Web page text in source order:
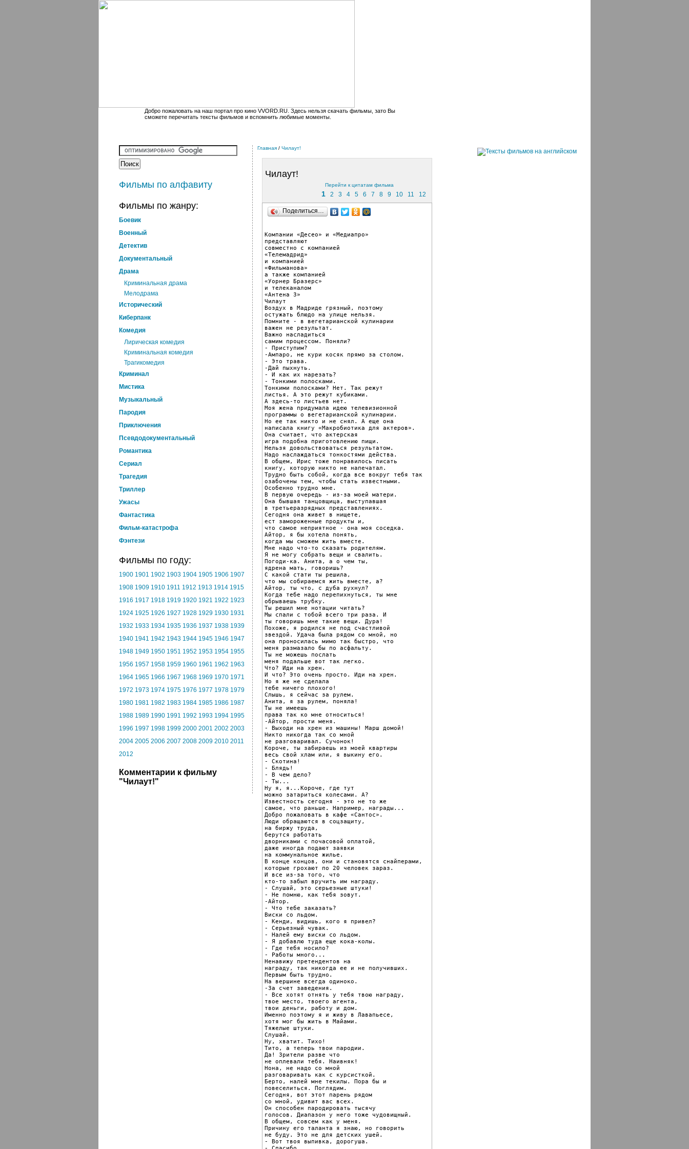
Добро пожаловать на наш портал про кино VVORD.RU. Здесь нельзя скачать фильмы, зато Вы
сможете перечитать тексты фильмов и вспомнить любимые моменты.
Фильмы по алфавиту
Фильмы по жанру:
Боевик
Военный
Детектив
Документальный
Драма
Криминальная драма
Мелодрама
Исторический
Киберпанк
Комедия
Лирическая комедия
Криминальная комедия
Трагикомедия
Криминал
Мистика
Музыкальный
Пародия
Приключения
Псевдодокументальный
Романтика
Cериал
Трагедия
Триллер
Ужасы
Фантастика
Фильм-катастрофа
Фэнтези
Фильмы по году:
1900 1901 1902 1903 1904 1905 1906 1907
1908 1909 1910 1911 1912 1913 1914 1915
1916 1917 1918 1919 1920 1921 1922 1923
1924 1925 1926 1927 1928 1929 1930 1931
1932 1933 1934 1935 1936 1937 1938 1939
1940 1941 1942 1943 1944 1945 1946 1947
1948 1949 1950 1951 1952 1953 1954 1955
1956 1957 1958 1959 1960 1961 1962 1963
1964 1965 1966 1967 1968 1969 1970 1971
1972 1973 1974 1975 1976 1977 1978 1979
1980 1981 1982 1983 1984 1985 1986 1987
1988 1989 1990 1991 1992 1993 1994 1995
1996 1997 1998 1999 2000 2001 2002 2003
2004 2005 2006 2007 2008 2009 2010 2011
2012
Комментарии к фильму
"Чилаут!"
Главная / Чилаут!
Чилаут!
Перейти к цитатам фильма
1 2 3 4 5 6 7 8 9 10 11 12
Поделиться…
Компании «Десео» и «Медиапро»
представляют
совместно с компанией
«Телемадрид»
и компанией
«Фильманова»
а также компанией
«Уорнер Бразерс»
и телеканалом
«Антена 3»
Чилаут
Воздух в Мадриде грязный, поэтому
остужать блюдо на улице нельзя.
Помните - в вегетарианской кулинарии
важен не результат.
Важно насладиться
самим процессом. Поняли?
- Приступим?
-Ампаро, не кури косяк прямо за столом.
- Это трава.
-Дай пыхнуть.
- И как их нарезать?
- Тонкими полосками.
Тонкими полосками? Нет. Так режут
листья. А это режут кубиками.
А здесь-то листьев нет.
Моя жена придумала идею телевизионной
программы о вегетарианской кулинарии.
Но ее так никто и не снял. А еще она
написала книгу «Макробиотика для актеров».
Она считает, что актерская
игра подобна приготовлению пищи.
Нельзя довольствоваться результатом.
Надо наслаждаться тонкостями действа.
В общем, Ирис тоже понравилось писать
книгу, которую никто не напечатал.
Трудно быть собой, когда все вокруг тебя так
озабочены тем, чтобы стать известными.
Особенно трудно мне.
В первую очередь - из-за моей матери.
Она бывшая танцовщица, выступавшая
в третьеразрядных представлениях.
Сегодня она живет в нищете,
ест замороженные продукты и,
что самое неприятное - она моя соседка.
Айтор, я бы хотела понять,
когда мы сможем жить вместе.
Мне надо что-то сказать родителям.
Я не могу собрать вещи и свалить.
Погоди-ка. Анита, а о чем ты,
ядрена мать, говоришь?
С какой стати ты решила,
что мы собираемся жить вместе, а?
Айтор, ты что, с дуба рухнул?
Когда тебе надо перепихнуться, ты мне
обрываешь трубку.
Ты решил мне нотации читать?
Мы спали с тобой всего три раза. И
ты говоришь мне такие вещи. Дура!
Похоже, я родился не под счастливой
звездой. Удача была рядом со мной, но
она проносилась мимо так быстро, что
меня размазало бы по асфальту.
Ты не можешь послать
меня подальше вот так легко.
Что? Иди на хрен.
И что? Это очень просто. Иди на хрен.
Но я же не сделала
тебе ничего плохого!
Слышь, я сейчас за рулем.
Анита, я за рулем, поняла!
Ты не имеешь
права так ко мне относиться!
-Айтор, прости меня.
- Выходи на хрен из машины! Марш домой!
Никто никогда так со мной
не разговаривал. Сучонок!
Короче, ты забираешь из моей квартиры
весь свой хлам или, я выкину его.
- Скотина!
- Блядь!
- В чем дело?
- Ты...
Ну я, я...Короче, где тут
можно затариться колесами. А?
Известность сегодня - это не то же
самое, что раньше. Например, награды...
Добро пожаловать в кафе «Сантос».
Люди обращаются в соцзащиту,
на биржу труда,
берутся работать
дворниками с почасовой оплатой,
даже иногда подают заявки
на коммунальное жилье.
В конце концов, они и становятся снайперами,
которые грохают по 20 человек зараз.
И все из-за того, что
кто-то забыл вручить им награду.
- Слушай, это серьезные штуки!
- Не помню, как тебя зовут.
-Айтор.
- Что тебе заказать?
Виски со льдом.
- Кенди, видишь, кого я привел?
- Серьезный чувак.
- Налей ему виски со льдом.
- Я добавлю туда еще кока-колы.
- Где тебя носило?
- Работы много...
Ненавижу претендентов на
награду, так никогда ее и не получивших.
Первым быть трудно.
На вершине всегда одиноко.
-За счет заведения.
- Все хотят отнять у тебя твою награду,
твое место, твоего агента,
твои деньги, работу и дом.
Именно поэтому я и живу в Лавапьесе,
хотя мог бы жить в Майами.
Тяжелые штуки.
Слушай.
Ну, хватит. Тихо!
Тито, а теперь твои пародии.
Да! Зрители разве что
не оплевали тебя. Наивняк!
Нона, не надо со мной
разговаривать как с курсисткой.
Берто, налей мне текилы. Пора бы и
повеселиться. Поглядим.
Сегодня, вот этот парень рядом
со мной, удивит вас всех.
Он способен пародировать тысячу
голосов. Диапазон у него тоже чудовищный.
В общем, совсем как у меня.
Причину его таланта я знаю, но говорить
не буду. Это не для детских ушей.
- Вот твоя выпивка, дорогуша.